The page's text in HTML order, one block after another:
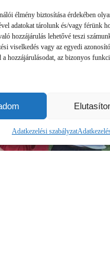
élmény biztosítása érdekében
adatokat tárolunk és/vagy férünk
hozzájárulás lehetővé teszi
viselkedés vagy az egyedi
hozzájárulásodat, az bizonyos
Adatkezelési szabályzat